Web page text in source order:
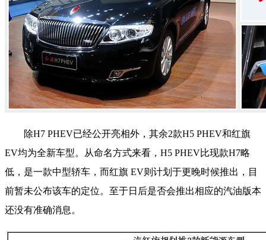
除H7 PHEV已经公开亮相外，其余2款H5 PHEV和红旗
EV均为全新车型。从命名方式来看，H5 PHEV比现款H7略
低，是一款中型轿车，而红旗 EV则计划于更晚时候推出，目
前暂未公布该车的定位。至于日后是否会推出相应的汽油版本
还没有准确消息。